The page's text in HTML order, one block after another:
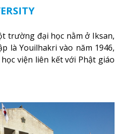
trường đại học nằm ở Iksan,
là Youilhakri vào năm 1946,
viện liên kết với Phật giáo
năm 1967, và vào năm 1971
Xem thêm